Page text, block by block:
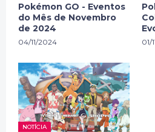
Pokémon GO - Eventos
do Mês de Novembro
de 2024
04/11/2024 01/
NOTÍCIA